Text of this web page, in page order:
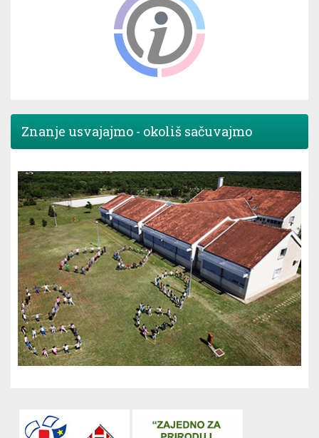
Znanje usvajajmo - okoliš sačuvajmo